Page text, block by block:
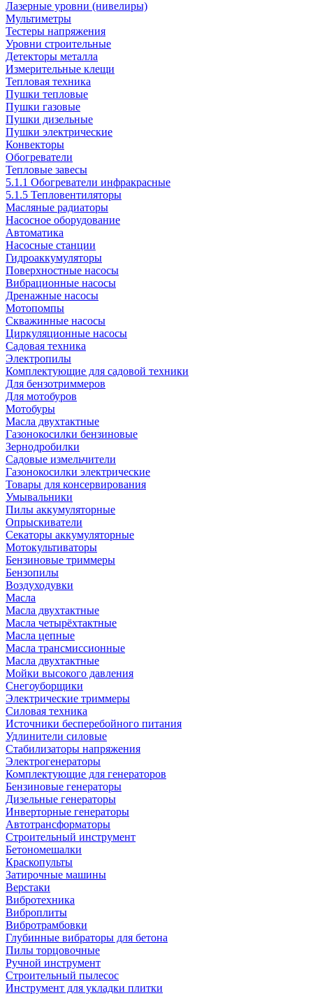
Лазерные уровни (нивелиры)
Мультиметры
Тестеры напряжения
Уровни строительные
Детекторы металла
Измерительные клещи
Тепловая техника
Пушки тепловые
Пушки газовые
Пушки дизельные
Пушки электрические
Конвекторы
Обогреватели
Тепловые завесы
5.1.1 Обогреватели инфракрасные
5.1.5 Тепловентиляторы
Масляные радиаторы
Насосное оборудование
Автоматика
Насосные станции
Гидроаккумуляторы
Поверхностные насосы
Вибрационные насосы
Дренажные насосы
Мотопомпы
Скважинные насосы
Циркуляционные насосы
Садовая техника
Электропилы
Комплектующие для садовой техники
Для бензотриммеров
Для мотобуров
Мотобуры
Масла двухтактные
Газонокосилки бензиновые
Зернодробилки
Садовые измельчители
Газонокосилки электрические
Товары для консервирования
Умывальники
Пилы аккумуляторные
Опрыскиватели
Секаторы аккумуляторные
Мотокультиваторы
Бензиновые триммеры
Бензопилы
Воздуходувки
Масла
Масла двухтактные
Масла четырёхтактные
Масла цепные
Масла трансмиссионные
Масла двухтактные
Мойки высокого давления
Снегоуборщики
Электрические триммеры
Силовая техника
Источники бесперебойного питания
Удлинители силовые
Стабилизаторы напряжения
Электрогенераторы
Комплектующие для генераторов
Бензиновые генераторы
Дизельные генераторы
Инверторные генераторы
Автотрансформаторы
Строительный инструмент
Бетономешалки
Краскопульты
Затирочные машины
Верстаки
Вибротехника
Виброплиты
Вибротрамбовки
Глубинные вибраторы для бетона
Пилы торцовочные
Ручной инструмент
Строительный пылесос
Инструмент для укладки плитки